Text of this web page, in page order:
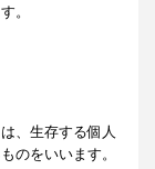
。
、生存する個人
のをいいます。